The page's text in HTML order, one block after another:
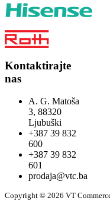
Kontaktirajte
nas
A. G. Matoša
3, 88320
Ljubuški
+387 39 832
600
+387 39 832
601
prodaja@vtc.ba
Copyright © 2026 VT